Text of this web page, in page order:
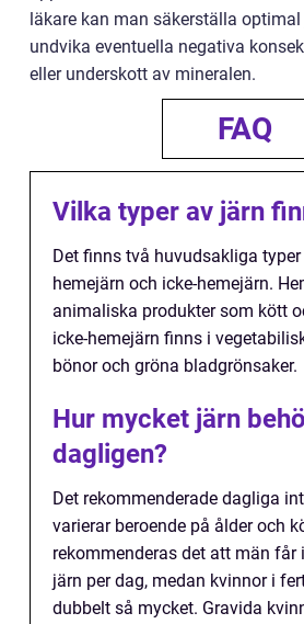
läkare kan man säkerställa
undvika eventuella negativa
eller underskott av mineralen.
FAQ
Vilka typer av järn
Det finns två huvudsakliga
hemejärn och icke-hemejärn.
animaliska produkter som kött
icke-hemejärn finns i
bönor och gröna bladgrönsaker.
Hur mycket järn
dagligen?
Det rekommenderade dagliga
varierar beroende på ålder och
rekommenderas det att män får
järn per dag, medan kvinnor i
dubbelt så mycket. Gravida